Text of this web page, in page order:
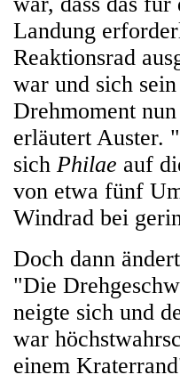
Landung
Reaktionsrad
war und sich sein
Drehmoment
erläutert Auster.
sich Philae auf
von etwa fünf
Windrad bei
Doch dann
"Die
neigte sich und
war
einem